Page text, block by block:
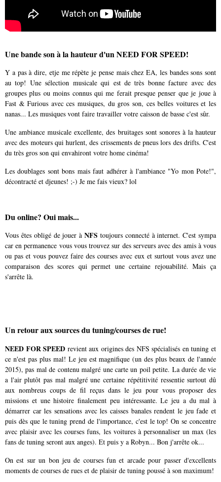
Une bande son à la hauteur d'un NEED FOR SPEED!
Y a pas à dire, etje me répète je pense mais chez EA, les bandes sons sont
au top! Une sélection musicale qui est de très bonne facture avec des
groupes plus ou moins connus qui me ferait presque penser que je joue à
Fast & Furious avec ces musiques, du gros son, ces belles voitures et les
nanas... Les musiques vont faire travailler votre caisson de basse c'est sûr.
Une ambiance musicale excellente, des bruitages sont sonores à la hauteur
avec des moteurs qui hurlent, des crissements de pneus lors des drifts. C'est
du très gros son qui envahiront votre home cinéma!
Les doublages sont bons mais faut adhérer à l'ambiance "Yo mon Pote!",
décontracté et djeunes! ;-) Je me fais vieux? lol
Du online? Oui mais...
Vous êtes obligé de jouer à NFS toujours connecté à internet. C'est sympa
car en permanence vous vous trouvez sur des serveurs avec des amis à vous
ou pas et vous pouvez faire des courses avec eux et surtout vous avez une
comparaison des scores qui permet une certaine rejouabilité. Mais ça
s'arrête là.
Un retour aux sources du tuning/courses de rue!
NEED FOR SPEED revient aux origines des NFS spécialisés en tuning et
ce n'est pas plus mal! Le jeu est magnifique (un des plus beaux de l'année
2015), pas mal de contenu malgré une carte un poil petite. La durée de vie
a l'air plutôt pas mal malgré une certaine répétitivité ressentie surtout dû
aux nombreus coups de fil reçus dans le jeu pour vous proposer des
missions et une histoire finalement peu intéressante. Le jeu a du mal à
démarrer car les sensations avec les caisses banales rendent le jeu fade et
puis dès que le tuning prend de l'importance, c'est le top! On se concentre
avec plaisir avec les courses funs, les voitures à personnaliser un max (les
fans de tuning seront aux anges). Et puis y a Robyn... Bon j'arrête ok...
On est sur un bon jeu de courses fun et arcade pour passer d'excellents
moments de courses de rues et de plaisir de tuning poussé à son maximum!